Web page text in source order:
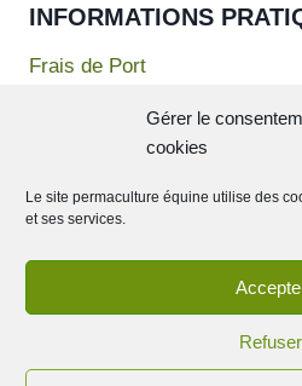
Gérer le
cookies
Le site permaculture équine utilise des
et ses services.
Refuser
INFORMATIONS
Frais de Port
Politique de confidentialité
© 2026 Permaculture Equine
Kadence